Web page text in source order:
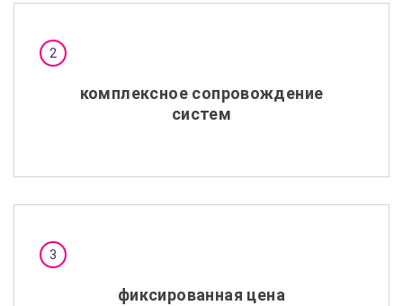
комплексное сопровождение
систем
фиксированная цена